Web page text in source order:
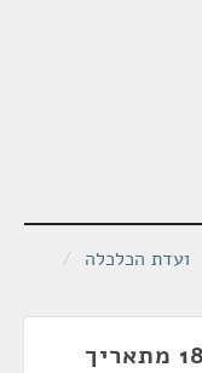
ועדת הכלכלה /
ישיבת ועדה של הכנסת ה-18 מתאריך